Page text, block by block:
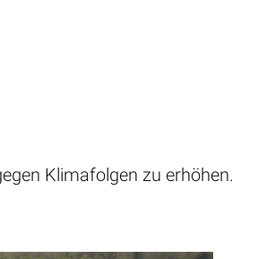
Klimafolgen zu erhöhen.